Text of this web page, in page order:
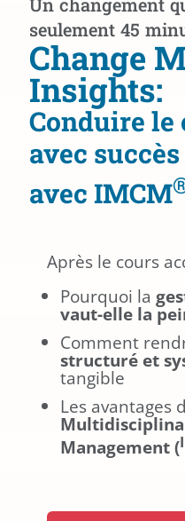
seulement 45
Change
Insights:
Conduire le
avec succès
avec IMCM
Après le cours
Pourquoi la
vaut-elle la
Comment
structuré et
tangible
Les avantages
Management (